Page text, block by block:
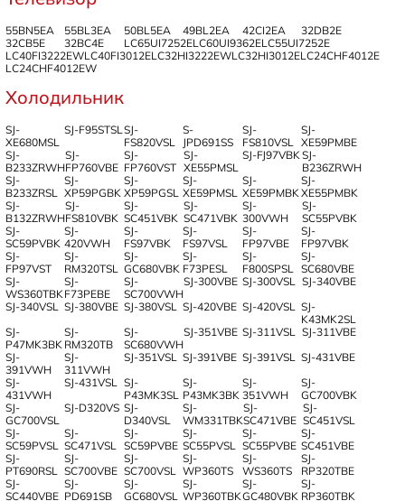
55BN5EA 55BL3EA 50BL5EA 49BL2EA 42CI2EA
32DB2E
32CB5E
32BC4E LC65UI7252ELC60UI9362ELC55UI7252E
LC40FI3222EWLC40FI3012ELC32HI3222EWLC32HI3012ELC24CHF4012E
LC24CHF4012EW
Холодильник
SJ-
XE680MSL
SJ-F95STSL SJ-
FS820VSL
S-
JPD691SS
SJ-
FS810VSL
SJ-
XE59PMBE
SJ-
B233ZRWH
SJ-
FP760VBE
SJ-
FP760VST
SJ-
XE55PMSL
SJ-FJ97VBK SJ-
B236ZRWH
SJ-
B233ZRSL
SJ-
XP59PGBK
SJ-
XP59PGSL
SJ-
XE59PMSL
SJ-
XE59PMBK
SJ-
XE55PMBK
SJ-
B132ZRWH
SJ-
FS810VBK
SJ-
SC451VBK
SJ-
SC471VBK
SJ-
300VWH
SJ-
SC55PVBK
SJ-
SC59PVBK
SJ-
420VWH
SJ-
FS97VBK
SJ-
FS97VSL
SJ-
FP97VBE
SJ-
FP97VBK
SJ-
FP97VST
SJ-
RM320TSL
SJ-
GC680VBK
SJ-
F73PESL
SJ-
F800SPSL
SJ-
SC680VBE
SJ-
WS360TBK
SJ-
F73PEBE
SJ-
SC700VWH
SJ-300VBE SJ-300VSL
SJ-340VBE
SJ-340VSL
SJ-380VBE SJ-380VSL SJ-420VBE SJ-420VSL
SJ-
K43MK2SL
SJ-
P47MK3BK
SJ-
RM320TB
SJ-
SC680VWH
SJ-351VBE SJ-311VSL
SJ-311VBE
SJ-
391VWH
SJ-
311VWH
SJ-351VSL SJ-391VBE SJ-391VSL
SJ-431VBE
SJ-
431VWH
SJ-431VSL
SJ-
P43MK3SL
SJ-
P43MK3BK
SJ-
351VWH
SJ-
GC700VBK
SJ-
GC700VSL
SJ-D320VS SJ-
D340VSL
SJ-
WM331TBK
SJ-
SC471VBE
SJ-
SC451VSL
SJ-
SC59PVSL
SJ-
SC471VSL
SJ-
SC59PVBE
SJ-
SC55PVSL
SJ-
SC55PVBE
SJ-
SC451VBE
SJ-
PT690RSL
SJ-
SC700VBE
SJ-
SC700VSL
SJ-
WP360TS
SJ-
WS360TS
SJ-
RP320TBE
SJ-
SC440VBE
SJ-
PD691SB
SJ-
GC680VSL
SJ-
WP360TBK
SJ-
GC480VBK
SJ-
RP360TBK